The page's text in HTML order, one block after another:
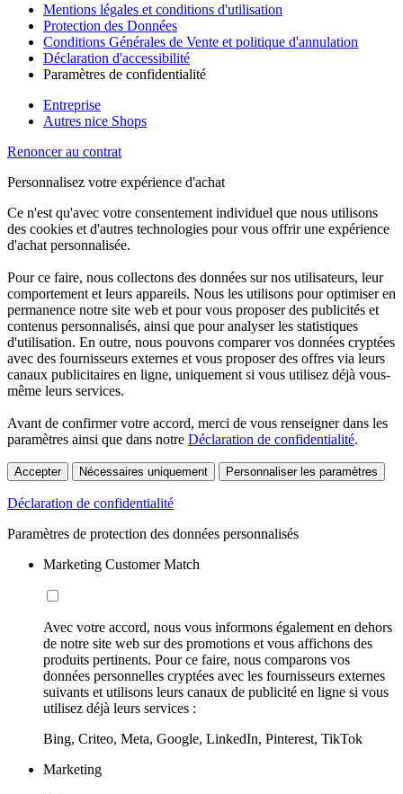
Mentions légales et conditions d'utilisation
Protection des Données
Conditions Générales de Vente et politique d'annulation
Déclaration d'accessibilité
Paramètres de confidentialité
Entreprise
Autres nice Shops
Renoncer au contrat
Personnalisez votre expérience d'achat
Ce n'est qu'avec votre consentement individuel que nous utilisons
des cookies et d'autres technologies pour vous offrir une expérience
d'achat personnalisée.
Pour ce faire, nous collectons des données sur nos utilisateurs, leur
comportement et leurs appareils. Nous les utilisons pour optimiser en
permanence notre site web et pour vous proposer des publicités et
contenus personnalisés, ainsi que pour analyser les statistiques
d'utilisation. En outre, nous pouvons comparer vos données cryptées
avec des fournisseurs externes et vous proposer des offres via leurs
canaux publicitaires en ligne, uniquement si vous utilisez déjà vous-
même leurs services.
Avant de confirmer votre accord, merci de vous renseigner dans les
paramètres ainsi que dans notre Déclaration de confidentialité.
Accepter Nécessaires uniquement Personnaliser les paramètres
Déclaration de confidentialité
Paramètres de protection des données personnalisés
Marketing Customer Match
Avec votre accord, nous vous informons également en dehors
de notre site web sur des promotions et vous affichons des
produits pertinents. Pour ce faire, nous comparons vos
données personnelles cryptées avec les fournisseurs externes
suivants et utilisons leurs canaux de publicité en ligne si vous
utilisez déjà leurs services :
Bing, Criteo, Meta, Google, LinkedIn, Pinterest, TikTok
Marketing